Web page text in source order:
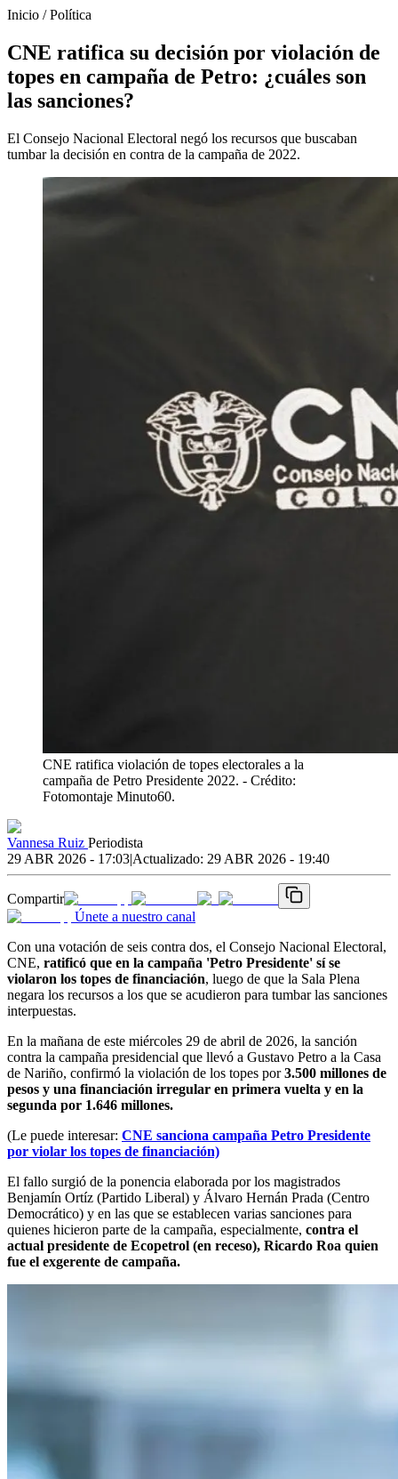
Inicio /Política
CNE ratifica su decisión por violación de
topes en campaña de Petro: ¿cuáles son
las sanciones?
El Consejo Nacional Electoral negó los recursos que buscaban
tumbar la decisión en contra de la campaña de 2022.
CNE ratifica violación de topes electorales a la
campaña de Petro Presidente 2022. - Crédito:
Fotomontaje Minuto60.
Vannesa Ruiz Periodista
29 ABR 2026 - 17:03|Actualizado: 29 ABR 2026 - 19:40
Compartir
Únete a nuestro canal
Con una votación de seis contra dos, el Consejo Nacional Electoral,
CNE, ratificó que en la campaña 'Petro Presidente' sí se
violaron los topes de financiación, luego de que la Sala Plena
negara los recursos a los que se acudieron para tumbar las sanciones
interpuestas.
En la mañana de este miércoles 29 de abril de 2026, la sanción
contra la campaña presidencial que llevó a Gustavo Petro a la Casa
de Nariño, confirmó la violación de los topes por3.500 millones de
pesos y una financiación irregular en primera vuelta y en la
segunda por 1.646 millones.
(Le puede interesar: CNE sanciona campaña Petro Presidente
por violar los topes de financiación)
El fallo surgió de la ponencia elaborada por los magistrados
Benjamín Ortíz (Partido Liberal) y Álvaro Hernán Prada (Centro
Democrático) y en las que se establecen varias sanciones para
quienes hicieron parte de la campaña, especialmente, contra el
actual presidente de Ecopetrol (en receso), Ricardo Roa quien
fue el exgerente de campaña.